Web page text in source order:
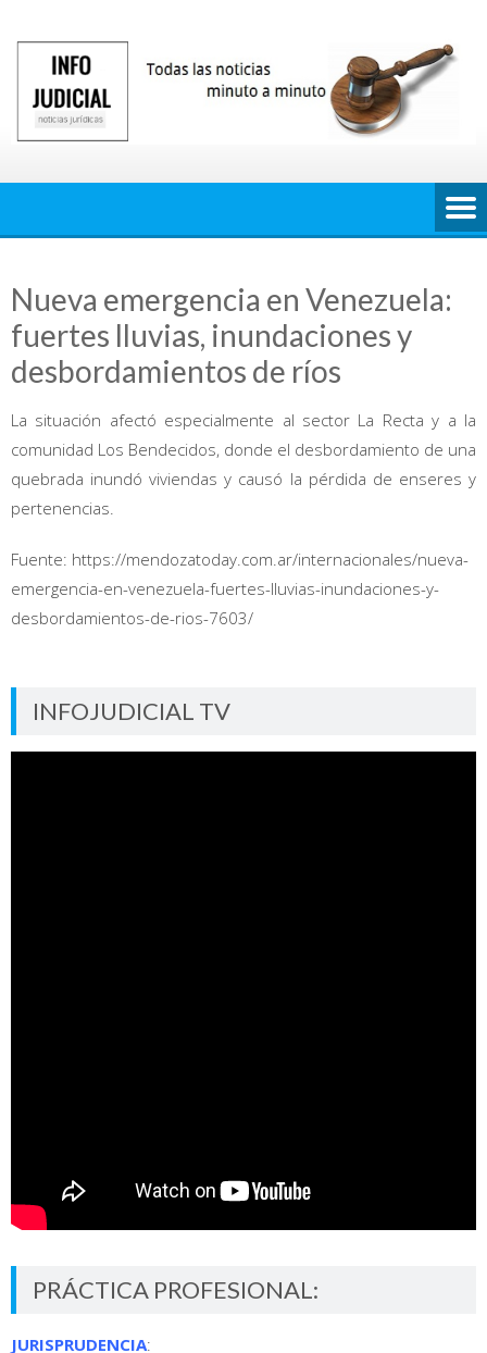
contenido
Nueva emergencia en Venezuela:
fuertes lluvias, inundaciones y
desbordamientos de ríos
La situación afectó especialmente al sector La Recta y a la
comunidad Los Bendecidos, donde el desbordamiento de una
quebrada inundó viviendas y causó la pérdida de enseres y
pertenencias.
Fuente: https://mendozatoday.com.ar/internacionales/nueva-
emergencia-en-venezuela-fuertes-lluvias-inundaciones-y-
desbordamientos-de-rios-7603/
INFOJUDICIAL TV
PRÁCTICA PROFESIONAL:
JURISPRUDENCIA: